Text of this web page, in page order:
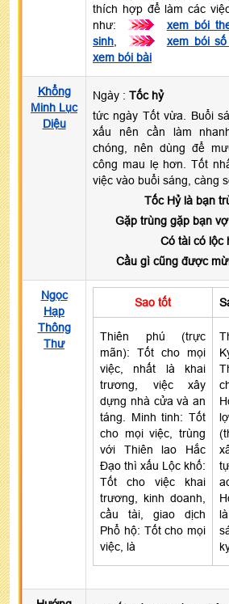
thích hợp để làm các
như:
>>>
xem bói
sinh
>>> xem bói
xem bói bài
Khổng
Minh Lục
Diệu
Ngày : Tốc hỷ
tức ngày Tốt vừa. Buổi
xấu nên cần làm
chóng, nên dùng để
công mau lẹ hơn. Tốt
việc vào buổi sáng, càng
Tốc Hỷ là bạn
Gặp trùng gặp bạn
Có tài có lộc
Cầu gì cũng được
Ngọc
Hạp
Thông
Thư
Sao tốt
Thiên phú (trực
mãn): Tốt cho mọi
việc, nhất là khai
trương, việc xây
dựng nhà cửa và an
táng. Minh tinh: Tốt
cho mọi việc, trùng
với Thiên lao Hắc
Đạo thì xấu Lộc khố:
Tốt cho việc khai
trương, kinh doanh,
cầu tài, giao dịch
Phổ hộ: Tốt cho mọi
việc, là